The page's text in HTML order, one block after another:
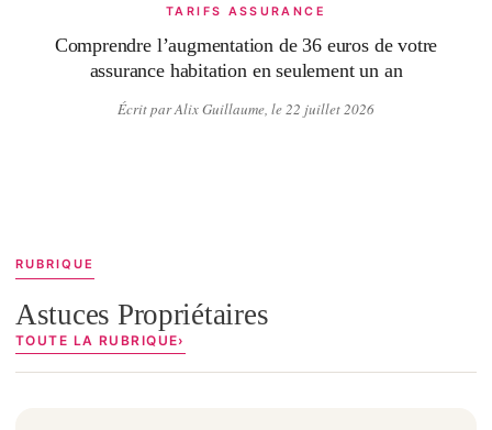
TARIFS ASSURANCE
Comprendre l’augmentation de 36 euros de votre
assurance habitation en seulement un an
Écrit par Alix Guillaume, le 22 juillet 2026
RUBRIQUE
Astuces Propriétaires
TOUTE LA RUBRIQUE